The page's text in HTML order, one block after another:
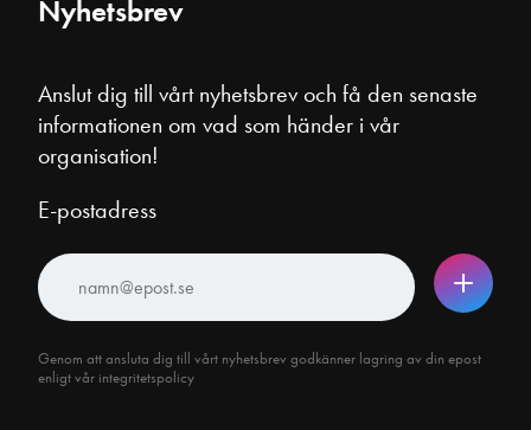
Nyhetsbrev
Anslut dig till vårt nyhetsbrev och få den senaste
informationen om vad som händer i vår
organisation!
E-postadress
Genom att ansluta dig till vårt nyhetsbrev godkänner lagring av din epost
enligt vår integritetspolicy